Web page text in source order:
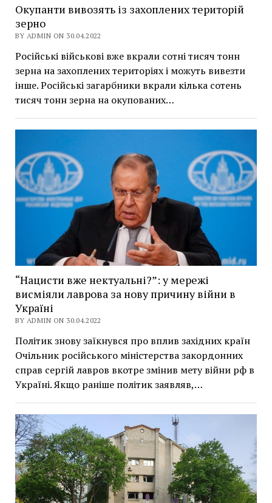
Окупанти вивозять із захоплених територій
зерно
BY ADMIN ON 30.04.2022
Російські військові вже вкрали сотні тисяч тонн
зерна на захоплених територіях і можуть вивезти
інше. Російські загарбники вкрали кілька сотень
тисяч тонн зерна на окупованих…
“Нацисти вже нектуальні?”: у мережі
висміяли лаврова за нову причину війни в
Україні
BY ADMIN ON 30.04.2022
Політик знову заїкнувся про вплив західних країн
Очільник російського міністерства закордонних
справ сергій лавров вкотре змінив мету війни рф в
Україні. Якщо раніше політик заявляв,…